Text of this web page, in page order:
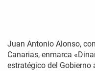
Juan Antonio Alonso,
Canarias, enmarca
estratégico del